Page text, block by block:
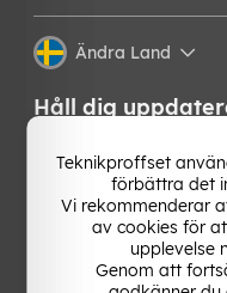
Ändra Land
Håll dig
Få de senaste
bästa tipsen från oss
vårt nyhetsbrev!
Teknikproffset
förbättra det
Vi rekommenderar
av cookies för
upplevelse
Genom att